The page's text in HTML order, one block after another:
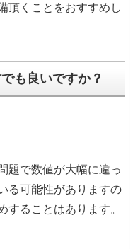
頂くことをおすすめし
も良いですか？
題で数値が大幅に違っ
る可能性がありますの
ることはあります。